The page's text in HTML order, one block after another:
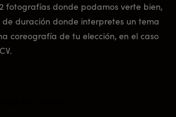
fotografías donde podamos verte bien,
de duración donde interpretes un tema
coreografía de tu elección, en el caso